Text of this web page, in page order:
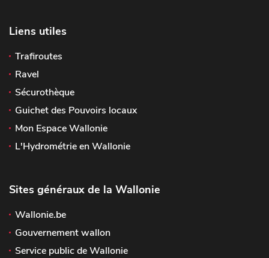
Liens utiles
Trafiroutes
Ravel
Sécurothèque
Guichet des Pouvoirs locaux
Mon Espace Wallonie
L'Hydrométrie en Wallonie
Sites généraux de la Wallonie
Wallonie.be
Gouvernement wallon
Service public de Wallonie